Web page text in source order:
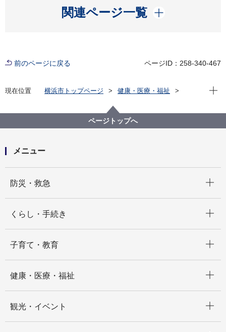
関連ページ一覧
開く
前のページに戻る ページID：258-340-467
現在位置 横浜市トップページ
健康・医療・福祉
禁煙のメリット
現在
ページトップへ
メニュー
防災・救急
くらし・手続き
子育て・教育
健康・医療・福祉
観光・イベント